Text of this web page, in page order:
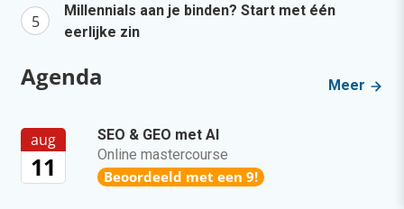
Millennials aan je binden? Start met één
eerlijke zin
Agenda Meer
aug
11
SEO & GEO met AI
Online mastercourse
Beoordeeld met een 9!